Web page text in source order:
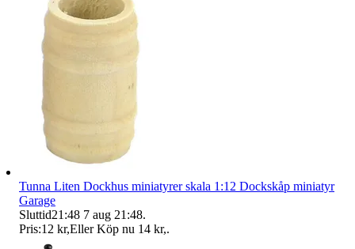
Tunna Liten Dockhus miniatyrer skala 1:12 Dockskåp miniatyr
Garage
Sluttid21:48 7 aug 21:48.
Pris:12 kr,Eller Köp nu 14 kr,.